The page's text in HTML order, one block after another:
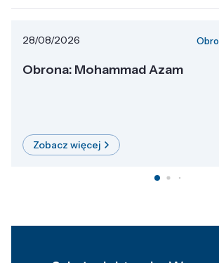
28/08/2026
Obrona: Mohammad Azam
Zobacz więcej